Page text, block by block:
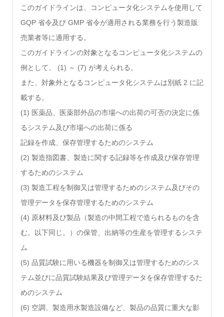
このガイドラインは、コンピュータ化システムを使用して
GQP 省令及び GMP 省令が適用される業務を行う製造販
売業者等に適用する。
このガイドラインの対象となるコンピュータ化システムの
例として、 (1) ～ (7) が考えられる。
また、対象外となるコンピュータ化システムは別紙 2 に記
載する。
(1) 医薬品、医薬部外品の市場への出荷の可否の決定に係
るシステム及び市場への出荷に係る
記録を作成、保存管理するためのシステム
(2) 製造指図書、製造に関する記録等を作成及び保存管理
するためのシステム
(3) 製造工程を制御又は管理するためのシステム及びその
管理データを保存管理するためのシステム
(4) 原材料及び製品（製造の中間工程で造られるものを含
む。以下同じ。）の保管、出納等の生産を管理するシステ
ム
(5) 品質試験に用いる機器を制御又は管理するためのシス
テム並びに品質試験結果及び管理データを保存管理するた
めのシステム
(6) 空調、製造用水製造設備など、製品の品質に重大な影